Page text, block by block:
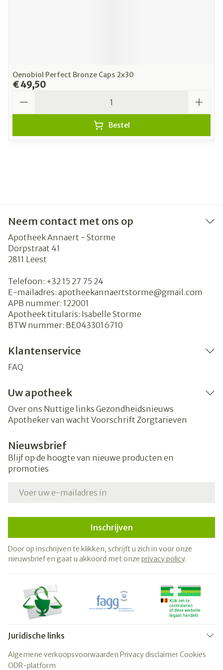
Oenobiol Perfect Bronze Caps 2x30
€ 49,50
Bestel
Neem contact met ons op
Apotheek Annaert - Storme
Dorpstraat 41
2811 Leest
Telefoon: +32 15 27 75 24
E-mailadres: apotheekannaertstorme@gmail.com
APB nummer: 122001
Apotheek titularis: Isabelle Storme
BTW nummer: BE0433016710
Klantenservice
FAQ
Uw apotheek
Over ons Nuttige links Gezondheidsnieuws
Apotheker van wacht Voorschrift Zorgtarieven
Nieuwsbrief
Blijf op de hoogte van nieuwe producten en
promoties
Inschrijven
Door op inschrijven te klikken, schrijft u zich in voor onze
nieuwsbrief en gaat u akkoord met onze privacy policy.
Juridische links
Algemene verkoopsvoorwaarden Privacy disclaimerCookies
ODR-platform